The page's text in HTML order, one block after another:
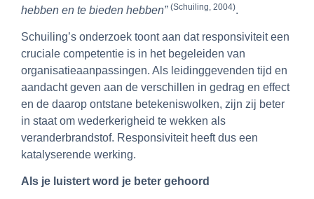
hebben en te bieden hebben” (Schuiling, 2004).
Schuiling’s onderzoek toont aan dat responsiviteit een
cruciale competentie is in het begeleiden van
organisatieaanpassingen. Als leidinggevenden tijd en
aandacht geven aan de verschillen in gedrag en effect
en de daarop ontstane betekeniswolken, zijn zij beter
in staat om wederkerigheid te wekken als
veranderbrandstof. Responsiviteit heeft dus een
katalyserende werking.
Als je luistert word je beter gehoord